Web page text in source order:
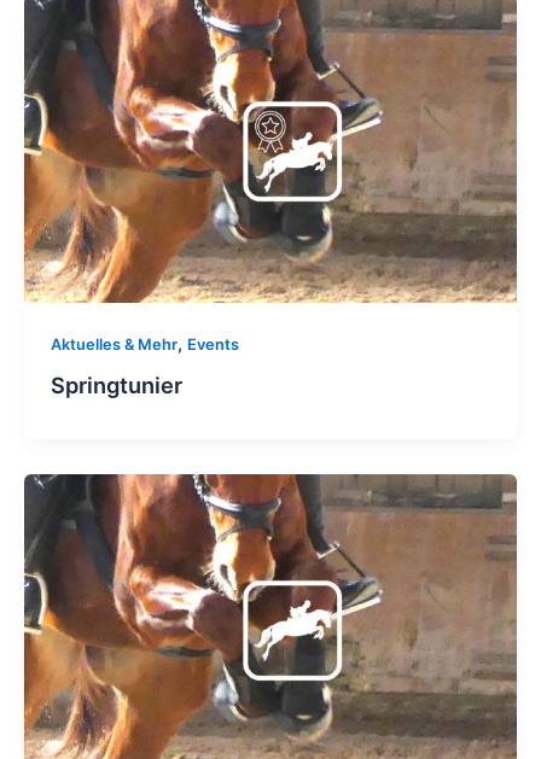
Aktuelles & Mehr, Events
Springtunier